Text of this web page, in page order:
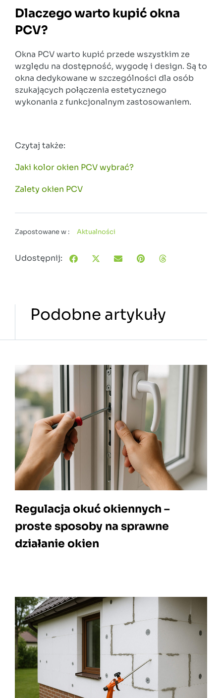
Dlaczego warto kupić okna
PCV?
Okna PCV warto kupić przede wszystkim ze
względu na dostępność, wygodę i design. Są to
okna dedykowane w szczególności dla osób
szukających połączenia estetycznego
wykonania z funkcjonalnym zastosowaniem.
Czytaj także:
Jaki kolor okien PCV wybrać?
Zalety okien PCV
Zapostowane w : Aktualności
Udostępnij:
Podobne artykuły
Regulacja okuć okiennych –
proste sposoby na sprawne
działanie okien